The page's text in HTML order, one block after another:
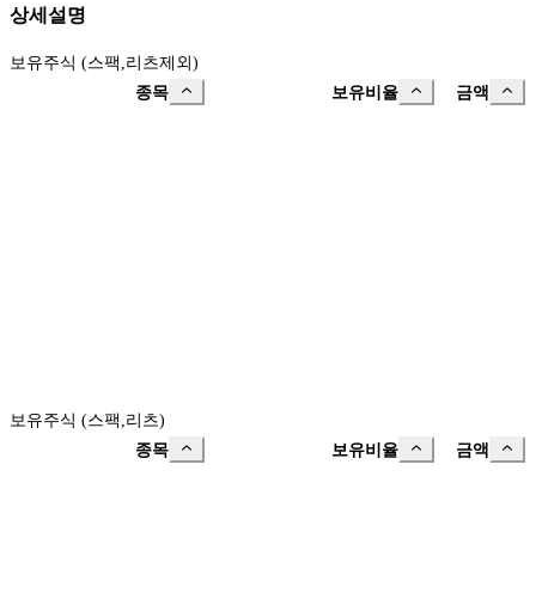
상세설명
보유주식 (스팩,리츠제외)
종목
보유비율 금액
보유주식 (스팩,리츠)
종목
보유비율 금액